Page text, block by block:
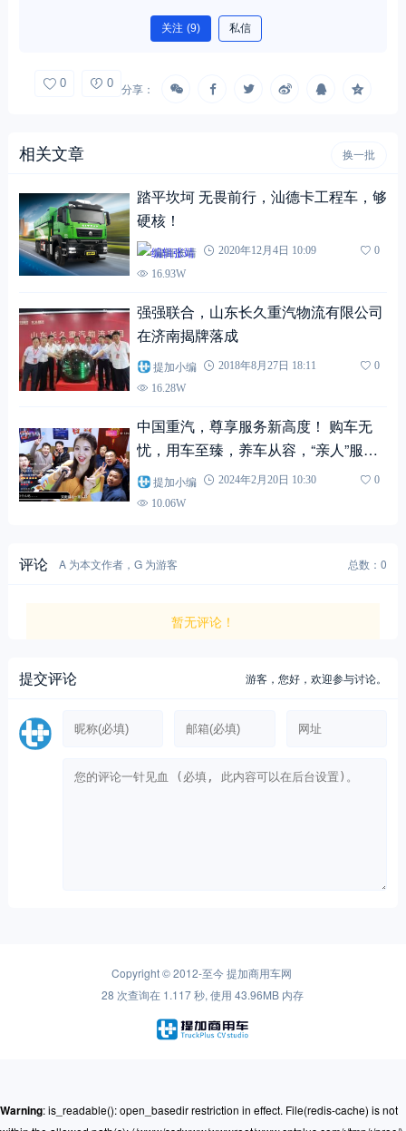
关注 (9) 私信
0 0 分享：
相关文章 换一批
踏平坎坷 无畏前行，汕德卡工程车，够
硬核！
编辑张靖 2020年12月4日 10:09
0
16.93W
强强联合，山东长久重汽物流有限公司
在济南揭牌落成
提加小编 2018年8月27日 18:11
0
16.28W
中国重汽，尊享服务新高度！ 购车无
忧，用车至臻，养车从容，“亲人”服务
只为尊贵的您！
提加小编 2024年2月20日 10:30
0
10.06W
评论 A 为本文作者，G 为游客 总数：0
暂无评论！
提交评论 游客，您好，欢迎参与讨论。
Copyright © 2012-至今提加商用车网
28 次查询在 1.117 秒, 使用 43.96MB 内存
Warning: is_readable(): open_basedir restriction in effect. File(redis-cache) is not